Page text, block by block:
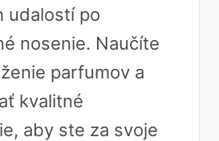
udalostí po
nosenie. Naučíte
parfumov a
kvalitné
aby ste za svoje